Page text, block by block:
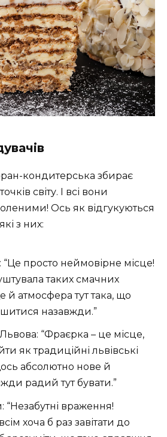
кондитерська збирає
світу. І всі вони
Ось як відгукуються
з них:
“Це просто неймовірне місце!
таких смачних
й атмосфера тут така, що
назавжди.”
“Фраєрка – це місце,
як традиційні львівські
абсолютно нове й
радий тут бувати.”
“Незабутні враження!
хоча б раз завітати до